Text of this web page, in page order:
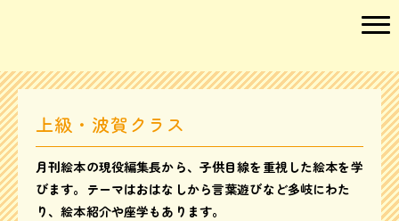
上級・波賀クラス
月刊絵本の現役編集長から、子供目線を重視した絵本を学
びます。テーマはおはなしから言葉遊びなど多岐にわた
り、絵本紹介や座学もあります。